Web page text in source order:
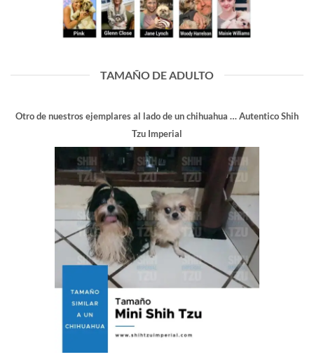
TAMAÑO DE ADULTO
Otro de nuestros ejemplares al lado de un chihuahua … Autentico Shih
Tzu Imperial